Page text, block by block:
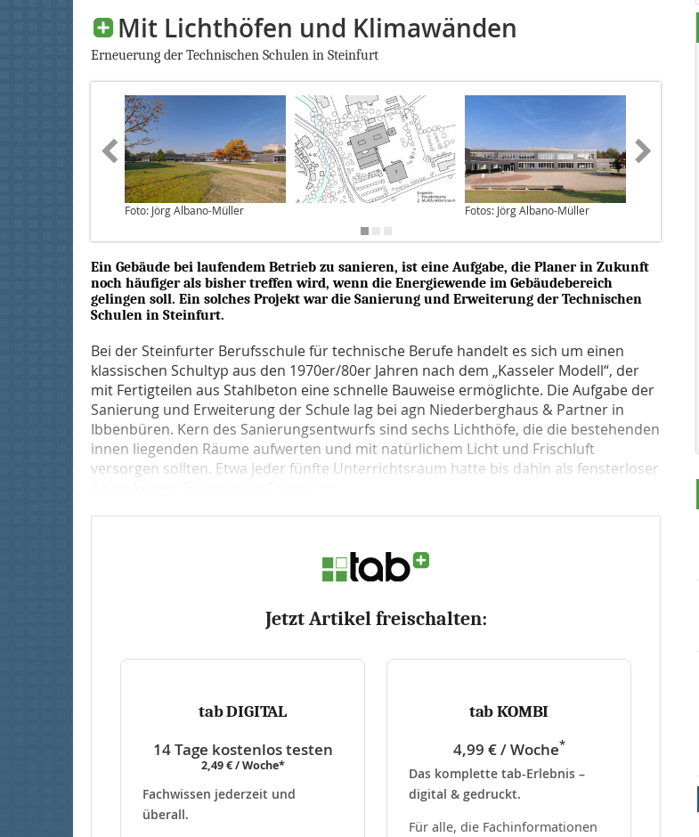
Mit Lichthöfen und Klimawänden
Erneuerung der Technischen Schulen in Steinfurt
Foto: Jörg Albano-Müller Fotos: Jörg Albano-Müller
Ein Gebäude bei laufendem Betrieb zu sanieren, ist eine Aufgabe, die Planer in Zukunft
noch häufiger als bisher treffen wird, wenn die Energiewende im Gebäudebereich
gelingen soll. Ein solches Projekt war die Sanierung und Erweiterung der Technischen
Schulen in Steinfurt.
Bei der Steinfurter Berufsschule für technische Berufe handelt es sich um einen
klassischen Schultyp aus den 1970er/80er Jahren nach dem „Kasseler Modell“, der
mit Fer­tig­teilen aus Stahlbeton eine schnelle Bauweise ermöglichte. Die Aufgabe der
Sanierung und Erweiterung der Schule lag bei agn Niederberghaus & Partner in
Ibbenbüren. Kern des Sanierungsentwurfs sind sechs Lichthöfe, die die bestehenden
innen liegenden Räume aufwerten und mit natürlichem Licht und Frischluft
versorgen sollten. Etwa jeder fünfte Unterrichtsraum hatte bis dahin als fensterloser
Jetzt Artikel freischalten:
tab DIGITAL
14 Tage kostenlos testen
2,49 € / Woche*
Fachwissen jederzeit und
überall.
tab KOMBI
4,99 € / Woche*
Das komplette tab-Erlebnis –
digital & gedruckt.
Für alle, die Fachinformationen